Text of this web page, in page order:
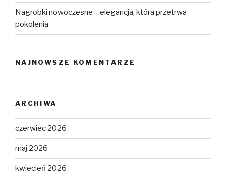
Nagrobki nowoczesne – elegancja, która przetrwa
pokolenia
NAJNOWSZE KOMENTARZE
ARCHIWA
czerwiec 2026
maj 2026
kwiecień 2026